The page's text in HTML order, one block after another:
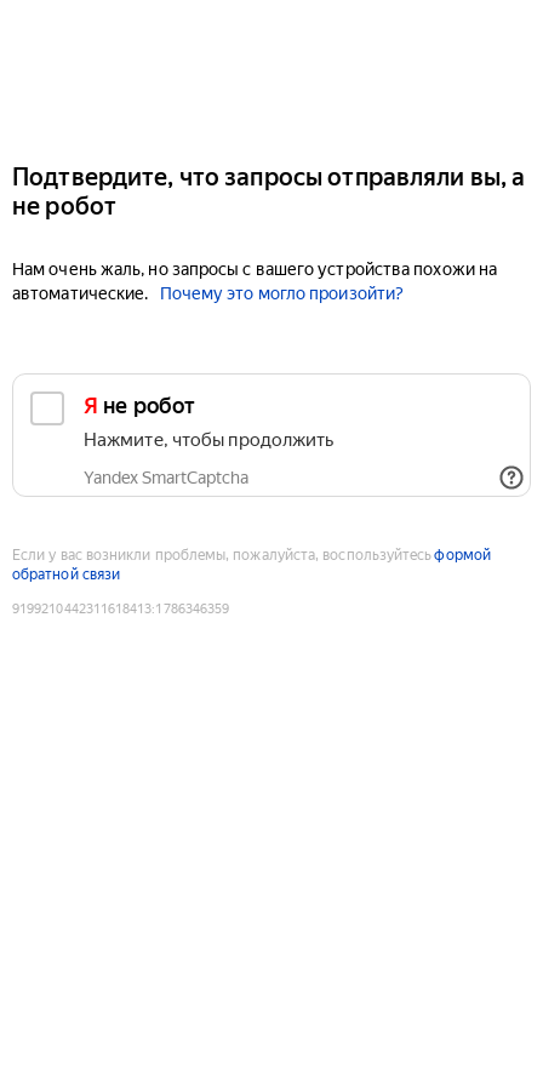
Подтвердите, что запросы отправляли вы, а
не робот
Нам очень жаль, но запросы с вашего устройства похожи на
автоматические.
Почему это могло произойти?
Я не робот
Нажмите, чтобы продолжить
Yandex SmartCaptcha
Если у вас возникли проблемы, пожалуйста, воспользуйтесьформой
обратной связи
9199210442311618413:1786346359